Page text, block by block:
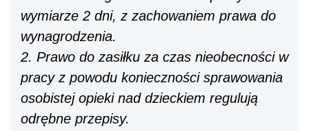
wymiarze 2 dni, z zachowaniem prawa do
wynagrodzenia.
2. Prawo do zasiłku za czas nieobecności w
pracy z powodu konieczności sprawowania
osobistej opieki nad dzieckiem regulują
odrębne przepisy.